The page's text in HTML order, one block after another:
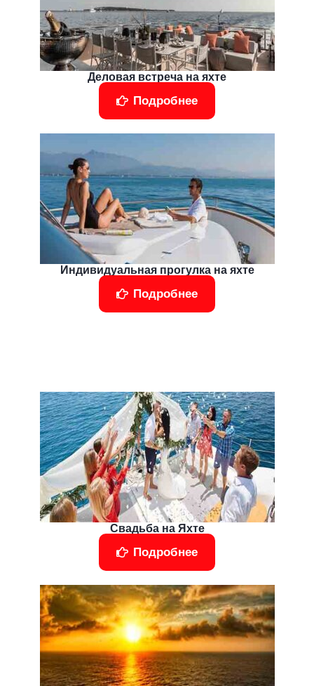
Деловая встреча на яхте
Подробнее
Индивидуальная прогулка на яхте
Подробнее
Свадьба на Яхте
Подробнее